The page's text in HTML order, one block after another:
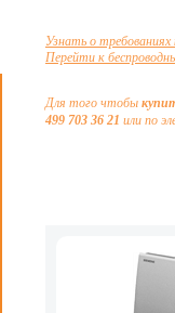
Узнать о
Перейти к
Для того чтобы
499 703 36 21 или по